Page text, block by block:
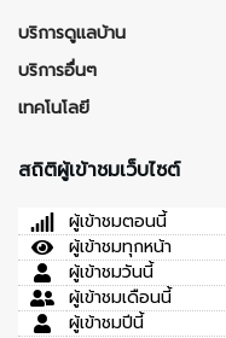
บริการดูแลบ้าน
บริการอื่นๆ
เทคโนโลยี
สถิติผู้เข้าชมเว็บไซต์
ผู้เข้าชมตอนนี้
ผู้เข้าชมทุกหน้า
ผู้เข้าชมวันนี้
ผู้เข้าชมเดือนนี้
ผู้เข้าชมปีนี้